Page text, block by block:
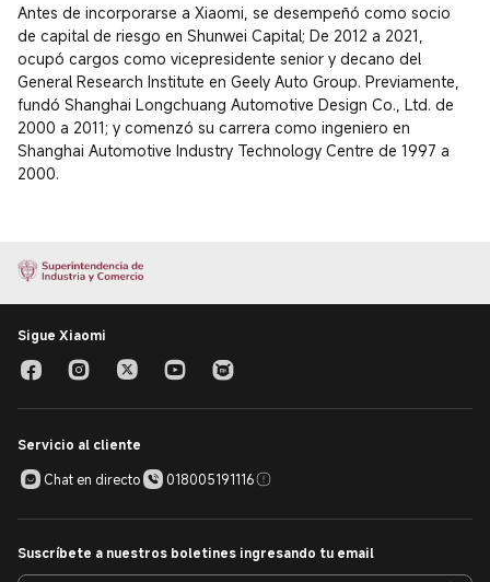
Antes de incorporarse a Xiaomi, se desempeñó como socio
de capital de riesgo en Shunwei Capital; De 2012 a 2021,
ocupó cargos como vicepresidente senior y decano del
General Research Institute en Geely Auto Group. Previamente,
fundó Shanghai Longchuang Automotive Design Co., Ltd. de
2000 a 2011; y comenzó su carrera como ingeniero en
Shanghai Automotive Industry Technology Centre de 1997 a
2000.
Sigue Xiaomi
Servicio al cliente
Chat en directo
018005191116
Suscríbete a nuestros boletines ingresando tu email